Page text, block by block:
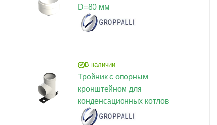
D=80 мм
В наличии
Тройник с опорным
кронштейном для
конденсационных котлов